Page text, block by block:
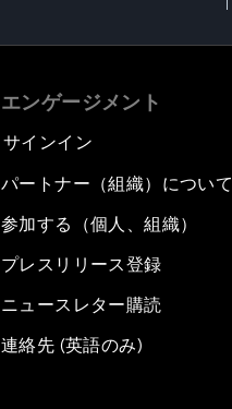
エンゲージメント
サインイン
パートナー（組織）について
参加する（個人、組織）
プレスリリース登録
ニュースレター購読
連絡先 (英語のみ)